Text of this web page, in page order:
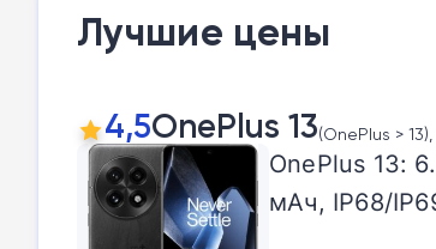
Лучшие цены
4,5OnePlus 13(OnePlus >
OnePlus 13:
мАч, IP68/